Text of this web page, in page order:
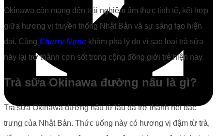
Okinawa còn mang đến trải nghiệm ẩm thực tinh tế, kết hợp
giữa hương vị truyền thống Nhật Bản và sự sáng tạo hiện
đại. Cùng Cherry Ngọc khám phá lý do vì sao loại trà sữa
này lại trở thành cơn sốt trong cộng đồng giới trẻ hiện nay.
Trà sữa Okinawa đường nâu là gì?
Trà sữa Okinawa đường nâu từ lâu đã trở thành nét đặc
trưng của Nhật Bản. Thức uống này có hương vị đậm từ trà,